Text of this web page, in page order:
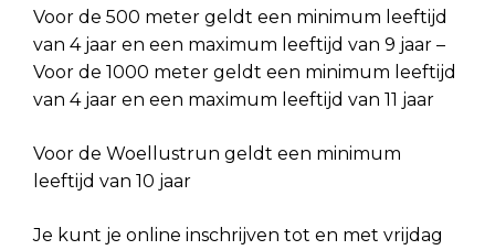
Voor de 500 meter geldt een minimum leeftijd
van 4 jaar en een maximum leeftijd van 9 jaar –
Voor de 1000 meter geldt een minimum leeftijd
van 4 jaar en een maximum leeftijd van 11 jaar
Voor de Woellustrun geldt een minimum
leeftijd van 10 jaar
Je kunt je online inschrijven tot en met vrijdag